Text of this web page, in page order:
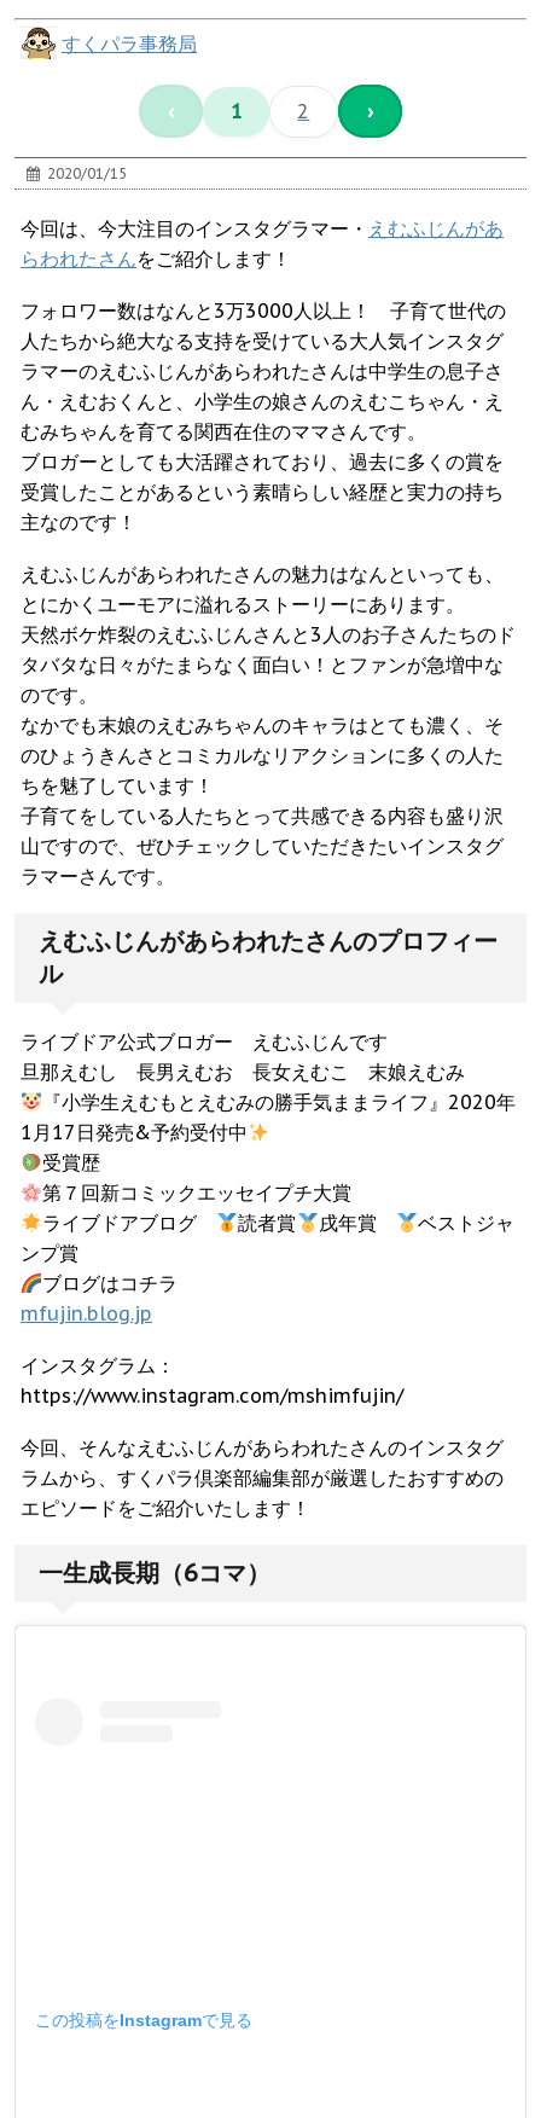
すくパラ事務局
‹ 1 2 ›
2020/01/15
今回は、今大注目のインスタグラマー・ えむふじんがあ
らわれたさんをご紹介します！
フォロワー数はなんと3万3000人以上！ 子育て世代の
人たちから絶大なる支持を受けている大人気インスタグ
ラマーのえむふじんがあらわれたさんは中学生の息子さ
ん・えむおくんと、小学生の娘さんのえむこちゃん・え
むみちゃんを育てる関西在住のママさんです。
ブロガーとしても大活躍されており、過去に多くの賞を
受賞したことがあるという素晴らしい経歴と実力の持ち
主なのです！
えむふじんがあらわれたさんの魅力はなんといっても、
とにかくユーモアに溢れるストーリーにあります。
天然ボケ炸裂のえむふじんさんと3人のお子さんたちのド
タバタな日々がたまらなく面白い！とファンが急増中な
のです。
なかでも末娘のえむみちゃんのキャラはとても濃く、そ
のひょうきんさとコミカルなリアクションに多くの人た
ちを魅了しています！
子育てをしている人たちとって共感できる内容も盛り沢
山ですので、ぜひチェックしていただきたいインスタグ
ラマーさんです。
えむふじんがあらわれたさんのプロフィー
ル
ライブドア公式ブロガー えむふじんです
旦那えむし 長男えむお 長女えむこ 末娘えむみ
『小学生えむもとえむみの勝手気ままライフ』2020年
1月17日発売&予約受付中
受賞歴
第７回新コミックエッセイプチ大賞
ライブドアブログ
読者賞 戌年賞
ベストジャ
ンプ賞
ブログはコチラ
mfujin.blog.jp
インスタグラム：
https://www.instagram.com/mshimfujin/
今回、そんなえむふじんがあらわれたさんのインスタグ
ラムから、すくパラ倶楽部編集部が厳選したおすすめの
エピソードをご紹介いたします！
一生成長期（6コマ）
この投稿をInstagramで見る